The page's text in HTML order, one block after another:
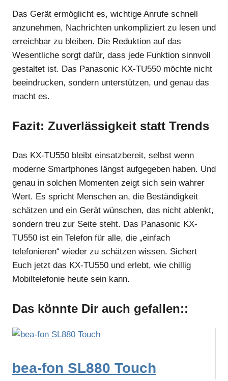
Das Gerät ermöglicht es, wichtige Anrufe schnell
anzunehmen, Nachrichten unkompliziert zu lesen und
erreichbar zu bleiben. Die Reduktion auf das
Wesentliche sorgt dafür, dass jede Funktion sinnvoll
gestaltet ist. Das Panasonic KX-TU550 möchte nicht
beeindrucken, sondern unterstützen, und genau das
macht es.
Fazit: Zuverlässigkeit statt Trends
Das KX-TU550 bleibt einsatzbereit, selbst wenn
moderne Smartphones längst aufgegeben haben. Und
genau in solchen Momenten zeigt sich sein wahrer
Wert. Es spricht Menschen an, die Beständigkeit
schätzen und ein Gerät wünschen, das nicht ablenkt,
sondern treu zur Seite steht. Das Panasonic KX-
TU550 ist ein Telefon für alle, die „einfach
telefonieren“ wieder zu schätzen wissen. Sichert
Euch jetzt das KX-TU550 und erlebt, wie chillig
Mobiltelefonie heute sein kann.
Das könnte Dir auch gefallen::
bea-fon SL880 Touch